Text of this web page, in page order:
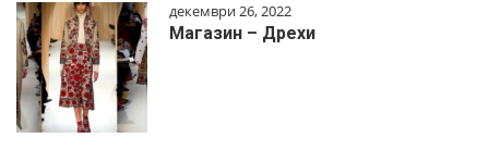
декември 26, 2022
Магазин – Дрехи